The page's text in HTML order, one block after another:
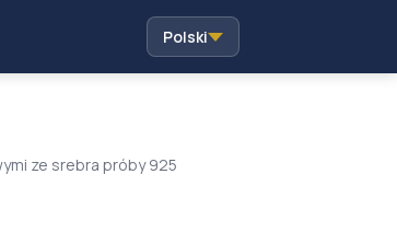
Polski
ze srebra próby 925